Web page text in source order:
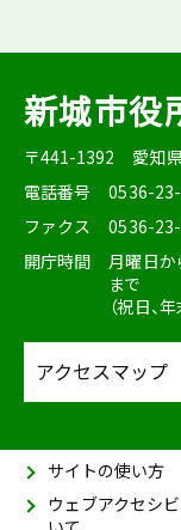
新城市役
〒441-1392
愛知
電話番号
0536-23-
ファクス
0536-
開庁時間
月曜日か
まで
（祝日、
アクセスマップ
サイトの使い方
ウェブアクセシ